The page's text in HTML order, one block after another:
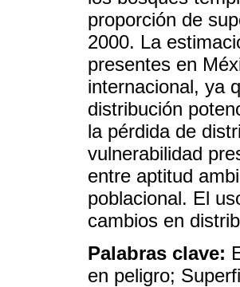
proporción de
2000. La
presentes en
internacional, ya
distribución
la pérdida de
vulnerabilidad
entre aptitud
poblacional. El
cambios en
Palabras clave:
en peligro;